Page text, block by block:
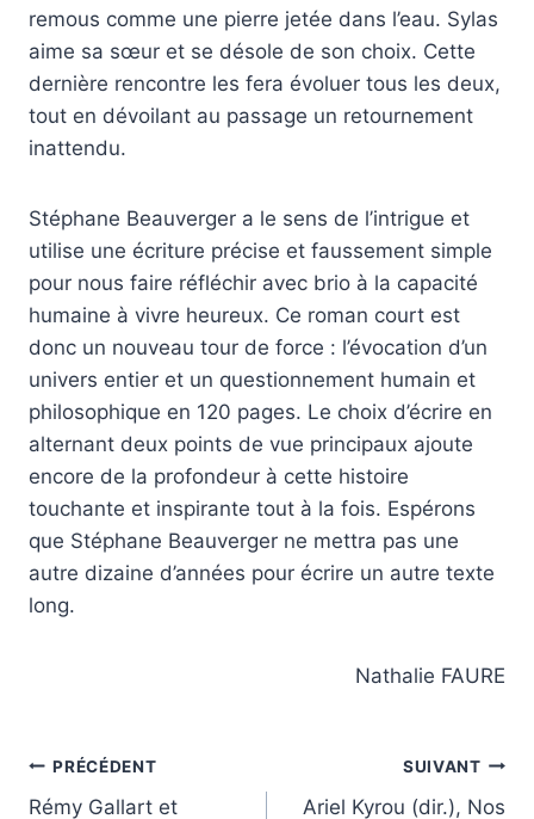
remous comme une pierre jetée dans l’eau. Sylas
aime sa sœur et se désole de son choix. Cette
dernière rencontre les fera évoluer tous les deux,
tout en dévoilant au passage un retournement
inattendu.
Stéphane Beauverger a le sens de l’intrigue et
utilise une écriture précise et faussement simple
pour nous faire réfléchir avec brio à la capacité
humaine à vivre heureux. Ce roman court est
donc un nouveau tour de force : l’évocation d’un
univers entier et un questionnement humain et
philosophique en 120 pages. Le choix d’écrire en
alternant deux points de vue principaux ajoute
encore de la profondeur à cette histoire
touchante et inspirante tout à la fois. Espérons
que Stéphane Beauverger ne mettra pas une
autre dizaine d’années pour écrire un autre texte
long.
Nathalie FAURE
Navigation
PRÉCÉDENT
Rémy Gallart et
SUIVANT
Ariel Kyrou (dir.), Nos